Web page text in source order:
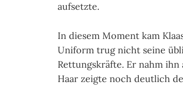
aufsetzte.
In diesem Moment kam
Uniform trug nicht seine
Rettungskräfte. Er nahm ihn
Haar zeigte noch deutlich